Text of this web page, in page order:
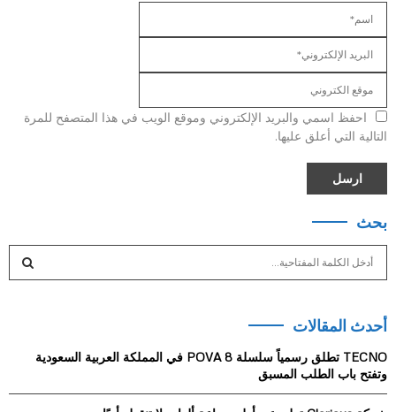
احفظ اسمي والبريد الإلكتروني وموقع الويب في هذا المتصفح للمرة
التالية التي أعلق عليها.
بحث
c
f
o
أحدث المقالات
TECNO تطلق رسمياً سلسلة POVA 8 في المملكة العربية السعودية
وتفتح باب الطلب المسبق